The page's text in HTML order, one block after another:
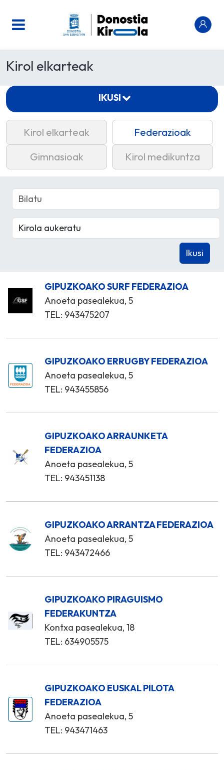
Kirol elkarteak
Kirol elkarteak
Federazioak
Gimnasioak
Kirol medikuntza
GIPUZKOAKO SURF FEDERAZIOA
Anoeta pasealekua, 5
TEL: 943475207
GIPUZKOAKO ERRUGBY FEDERAZIOA
Anoeta pasealekua, 5
TEL: 943455856
GIPUZKOAKO ARRAUNKETA
FEDERAZIOA
Anoeta pasealekua, 5
TEL: 943451138
GIPUZKOAKO ARRANTZA FEDERAZIOA
Anoeta pasealekua, 5
TEL: 943472466
GIPUZKOAKO PIRAGUISMO
FEDERAKUNTZA
Kontxa pasealekua, 18
TEL: 634905575
GIPUZKOAKO EUSKAL PILOTA
FEDERAZIOA
Anoeta pasealekua, 5
TEL: 943471463
IKUSI